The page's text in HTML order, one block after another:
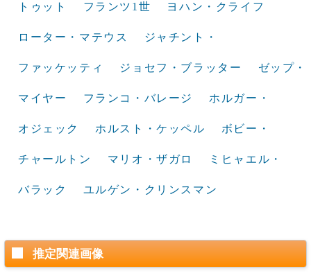
トゥット フランツ1世 ヨハン・クライフ
ローター・マテウス ジャチント・
ファッケッティ ジョセフ・ブラッター ゼップ・
マイヤー フランコ・バレージ ホルガー・
オジェック ホルスト・ケッペル ボビー・
チャールトン マリオ・ザガロ ミヒャエル・
バラック ユルゲン・クリンスマン
推定関連画像